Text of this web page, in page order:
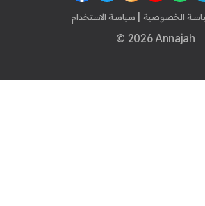
الخصوصية | سياسة الاستخدام
© 2026 Annajah